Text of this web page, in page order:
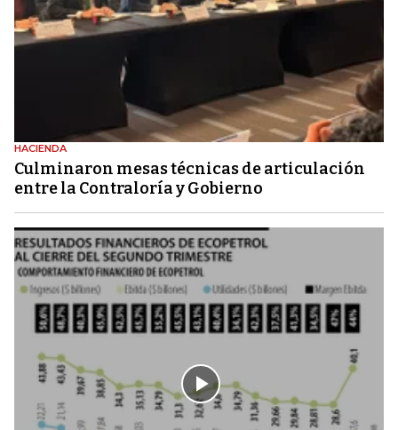
HACIENDA
Culminaron mesas técnicas de articulación
entre la Contraloría y Gobierno